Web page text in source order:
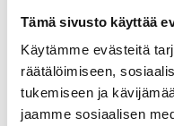
Tämä sivusto käyttää
Käytämme evästeitä
räätälöimiseen,
tukemiseen ja
jaamme sosiaalisen
Esiopetukseen
on avoinna 9.3.-31.3.2020.
Esiopetukseen
eDaisy